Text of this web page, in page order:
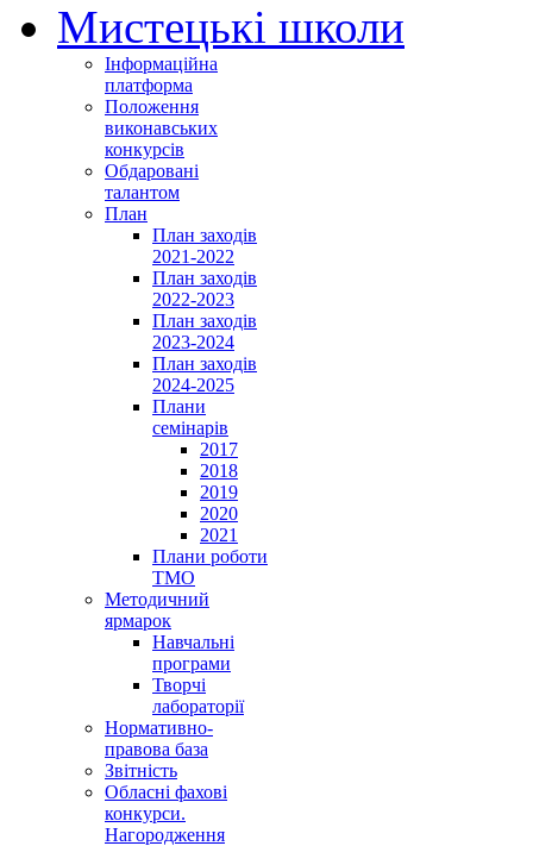
Мистецькі школи
Інформаційна
платформа
Положення
виконавських
конкурсів
Обдаровані
талантом
План
План заходів
2021-2022
План заходів
2022-2023
План заходів
2023-2024
План заходів
2024-2025
Плани
семінарів
2017
2018
2019
2020
2021
Плани роботи
ТМО
Методичний
ярмарок
Навчальні
програми
Творчі
лабораторії
Нормативно-
правова база
Звітність
Обласні фахові
конкурси.
Нагородження